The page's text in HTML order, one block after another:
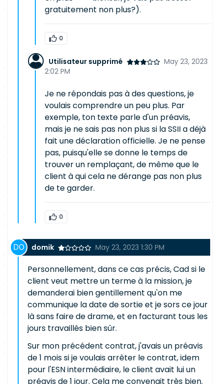
gratuitement non plus?).
0
Utilisateur supprimé
May 23, 2023
2:02 PM
Je ne répondais pas à des questions, je
voulais comprendre un peu plus. Par
exemple, ton texte parle d'un préavis,
mais je ne sais pas non plus si la SSII a déjà
fait une déclaration officielle. Je ne pense
pas, puisqu'elle se donne le temps de
trouver un remplaçant, de même que le
client à qui cela ne dérange pas non plus
de te garder.
0
domik May 23, 2023 1:30 PM
Personnellement, dans ce cas précis, Cad si le
client veut mettre un terme à la mission, je
demanderai bien gentillement qu'on me
communique la date de sortie et je sors ce jour
là sans faire de drame, et en facturant tous les
jours travaillés bien sûr.
Sur mon précédent contrat, j'avais un préavis
de 1 mois si je voulais arrêter le contrat, idem
pour l'ESN intermédiaire, le client avait lui un
préavis de 1 jour. Cela me convenait très bien.